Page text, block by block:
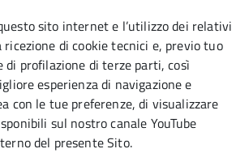
sito internet e l’utilizzo dei relativi
di cookie tecnici e, previo tuo
di profilazione di terze parti, così
esperienza di navigazione e
con le tue preferenze, di visualizzare
sul nostro canale YouTube
del presente Sito.